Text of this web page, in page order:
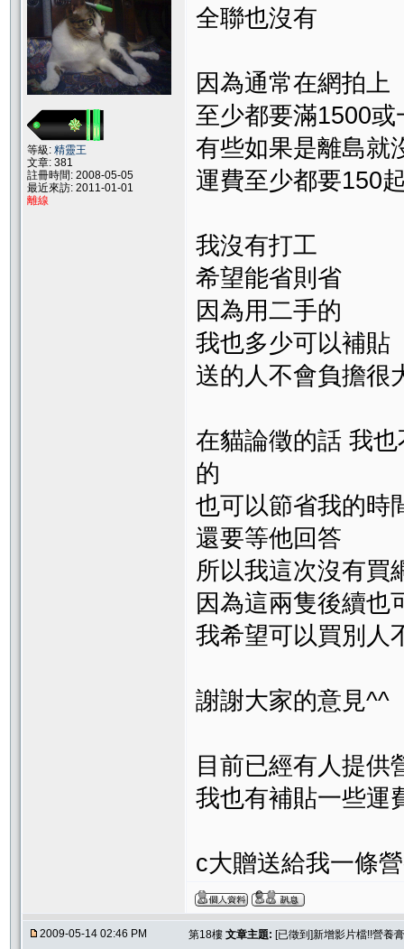
等級: 精靈王
文章: 381
註冊時間: 2008-05-05
最近來訪: 2011-01-01
離線
全聯也沒有
因為通常在網拍上
至少都要滿1500
有些如果是離島就
運費至少都要150
我沒有打工
希望能省則省
因為用二手的
我也多少可以補貼
送的人不會負擔很
在貓論徵的話 我
的
也可以節省我的時
還要等他回答
所以我這次沒有買
因為這兩隻後續也
我希望可以買別人
謝謝大家的意見^^
目前已經有人提供
我也有補貼一些運
c大贈送給我一條
2009-05-14 02:46 PM 第18樓 文章主題: [已徵到]新增影片檔!!營養